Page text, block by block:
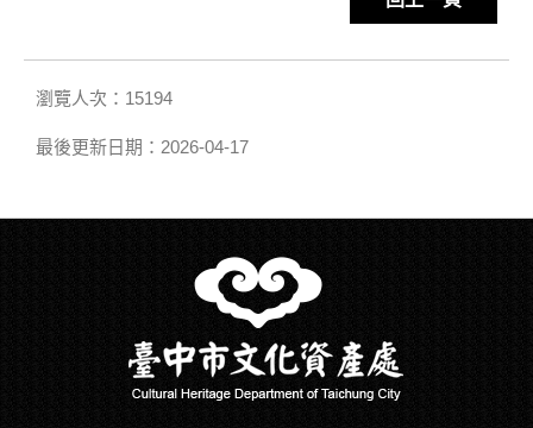
瀏覽人次：15194
最後更新日期：2026-04-17